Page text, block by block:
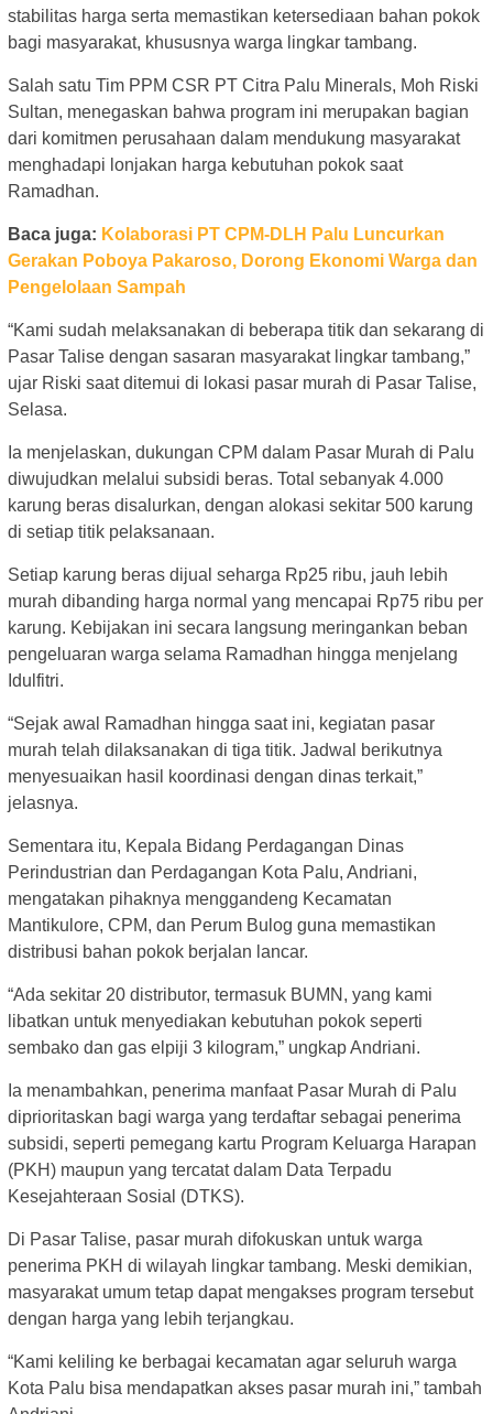
stabilitas harga serta memastikan ketersediaan bahan pokok
bagi masyarakat, khususnya warga lingkar tambang.
Salah satu Tim PPM CSR PT Citra Palu Minerals, Moh Riski
Sultan, menegaskan bahwa program ini merupakan bagian
dari komitmen perusahaan dalam mendukung masyarakat
menghadapi lonjakan harga kebutuhan pokok saat
Ramadhan.
Baca juga: Kolaborasi PT CPM-DLH Palu Luncurkan
Gerakan Poboya Pakaroso, Dorong Ekonomi Warga dan
Pengelolaan Sampah
“Kami sudah melaksanakan di beberapa titik dan sekarang di
Pasar Talise dengan sasaran masyarakat lingkar tambang,”
ujar Riski saat ditemui di lokasi pasar murah di Pasar Talise,
Selasa.
Ia menjelaskan, dukungan CPM dalam Pasar Murah di Palu
diwujudkan melalui subsidi beras. Total sebanyak 4.000
karung beras disalurkan, dengan alokasi sekitar 500 karung
di setiap titik pelaksanaan.
Setiap karung beras dijual seharga Rp25 ribu, jauh lebih
murah dibanding harga normal yang mencapai Rp75 ribu per
karung. Kebijakan ini secara langsung meringankan beban
pengeluaran warga selama Ramadhan hingga menjelang
Idulfitri.
“Sejak awal Ramadhan hingga saat ini, kegiatan pasar
murah telah dilaksanakan di tiga titik. Jadwal berikutnya
menyesuaikan hasil koordinasi dengan dinas terkait,”
jelasnya.
Sementara itu, Kepala Bidang Perdagangan Dinas
Perindustrian dan Perdagangan Kota Palu, Andriani,
mengatakan pihaknya menggandeng Kecamatan
Mantikulore, CPM, dan Perum Bulog guna memastikan
distribusi bahan pokok berjalan lancar.
“Ada sekitar 20 distributor, termasuk BUMN, yang kami
libatkan untuk menyediakan kebutuhan pokok seperti
sembako dan gas elpiji 3 kilogram,” ungkap Andriani.
Ia menambahkan, penerima manfaat Pasar Murah di Palu
diprioritaskan bagi warga yang terdaftar sebagai penerima
subsidi, seperti pemegang kartu Program Keluarga Harapan
(PKH) maupun yang tercatat dalam Data Terpadu
Kesejahteraan Sosial (DTKS).
Di Pasar Talise, pasar murah difokuskan untuk warga
penerima PKH di wilayah lingkar tambang. Meski demikian,
masyarakat umum tetap dapat mengakses program tersebut
dengan harga yang lebih terjangkau.
“Kami keliling ke berbagai kecamatan agar seluruh warga
Kota Palu bisa mendapatkan akses pasar murah ini,” tambah